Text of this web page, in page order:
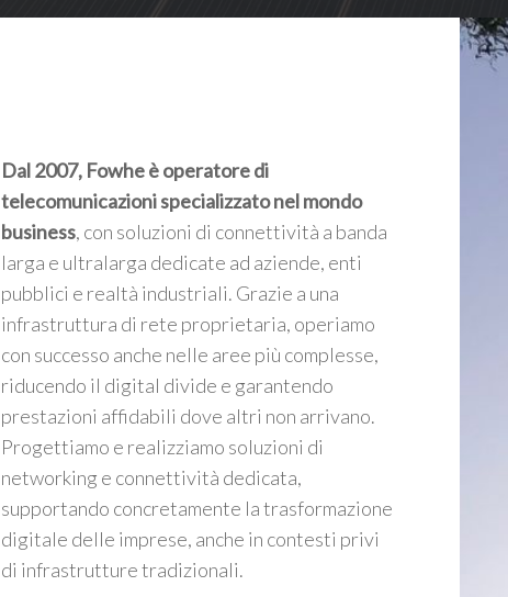
Dal 2007, Fowhe è operatore di
telecomunicazioni specializzato nel mondo
business, con soluzioni di connettività a banda
larga e ultralarga dedicate ad aziende, enti
pubblici e realtà industriali. Grazie a una
infrastruttura di rete proprietaria, operiamo
con successo anche nelle aree più complesse,
riducendo il digital divide e garantendo
prestazioni affidabili dove altri non arrivano.
Progettiamo e realizziamo soluzioni di
networking e connettività dedicata,
supportando concretamente la trasformazione
digitale delle imprese, anche in contesti privi
di infrastrutture tradizionali.